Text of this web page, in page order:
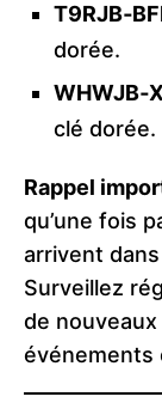
dorée.
clé dorée.
Rappel
qu’une fois
arrivent dans
Surveillez
de
événements